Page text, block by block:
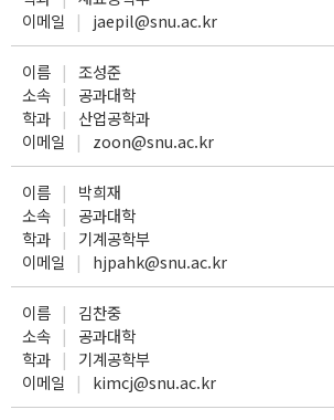
이메일
jaepil@snu.ac.kr
이름
조성준
소속
공과대학
학과
산업공학과
이메일
zoon@snu.ac.kr
이름
박희재
소속
공과대학
학과
기계공학부
이메일
hjpahk@snu.ac.kr
이름
김찬중
소속
공과대학
학과
기계공학부
이메일
kimcj@snu.ac.kr